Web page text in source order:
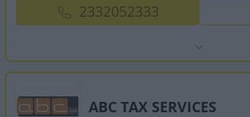
2332052333
ABC TAX SERVICES